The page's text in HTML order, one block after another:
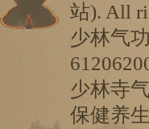
站). All
少林气
少林寺
保健养